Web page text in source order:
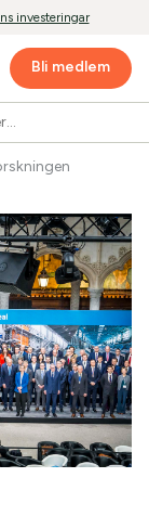
investeringar
Bli medlem